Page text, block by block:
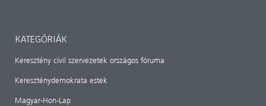
KATEGÓRIÁK
Keresztény civil szervezetek országos fóruma
Kereszténydemokrata estek
Magyar-Hon-Lap